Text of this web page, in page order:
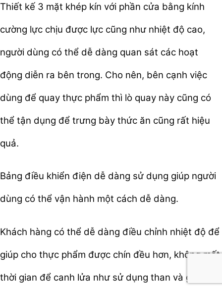
Thiết kế 3 mặt khép kín với phần cửa bằng kính
cường lực chịu được lực cũng như nhiệt độ cao,
người dùng có thể dễ dàng quan sát các hoạt
động diễn ra bên trong. Cho nên, bên cạnh việc
dùng để quay thực phẩm thì lò quay này cũng có
thể tận dụng để trưng bày thức ăn cũng rất hiệu
quả.
Bảng điều khiển điện dễ dàng sử dụng giúp người
dùng có thể vận hành một cách dễ dàng.
Khách hàng có thể dễ dàng điều chỉnh nhiệt độ để
giúp cho thực phẩm được chín đều hơn, không mất
thời gian để canh lửa như sử dụng than và gas.